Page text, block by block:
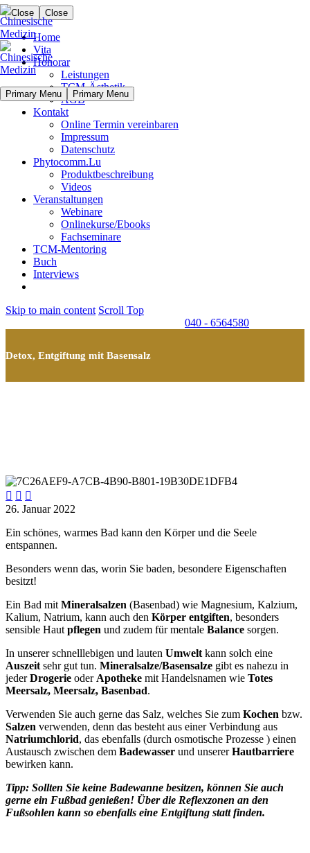
Close Close
Home
Vita
Honorar
Leistungen
TCM-Ästhetik
AGB
Kontakt
Online Termin vereinbaren
Impressum
Datenschutz
Phytocomm.Lu
Produktbeschreibung
Videos
Veranstaltungen
Webinare
Onlinekurse/Ebooks
Fachseminare
TCM-Mentoring
Buch
Interviews
Skip to main content Scroll Top
040 - 6564580
Primary Menu Primary Menu
Detox, Entgiftung mit Basensalz
  
26. Januar 2022
Ein schönes, warmes Bad kann den Körper und die Seele
entspannen.
Besonders wenn das, worin Sie baden, besondere Eigenschaften
besitzt!
Ein Bad mit Mineralsalzen (Basenbad) wie Magnesium, Kalzium,
Kalium, Natrium, kann auch den Körper entgiften, besonders
sensible Haut pflegen und zudem für mentale Balance sorgen.
In unserer schnelllebigen und lauten Umwelt kann solch eine
Auszeit sehr gut tun. Mineralsalze/Basensalze gibt es nahezu in
jederDrogerie oder Apotheke mit Handelsnamen wie Totes
Meersalz, Meersalz, Basenbad.
Verwenden Sie auch gerne das Salz, welches Sie zum Kochen bzw.
Salzen verwenden, denn das besteht aus einer Verbindung aus
Natriumchlorid, das ebenfalls (durch osmotische Prozesse ) einen
Austausch zwischen dem Badewasser und unsererHautbarriere
bewirken kann.
Tipp: Sollten Sie keine Badewanne besitzen, können Sie auch
gerne ein Fußbad genießen! Über die Reflexzonen an den
Fußsohlen kann so ebenfalls eine Entgiftung statt finden.